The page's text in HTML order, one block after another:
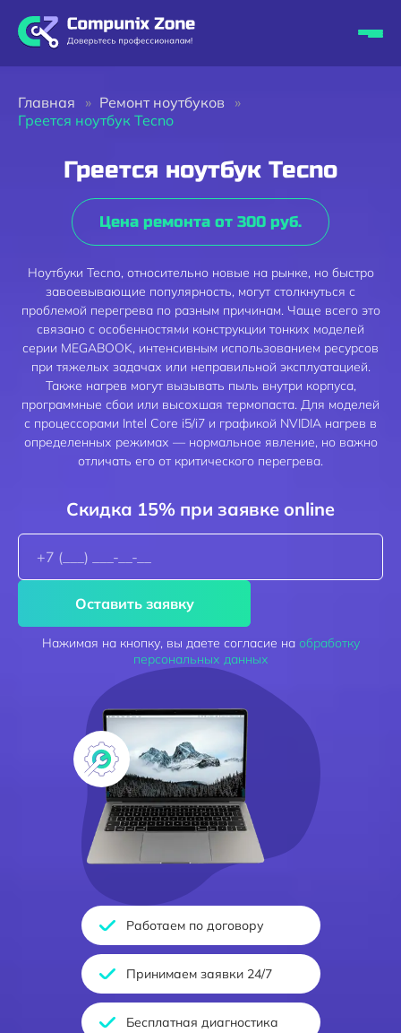
Главная
Ремонт ноутбуков
Греется ноутбук Tecno
Греется ноутбук Tecno
Цена ремонта от 300 руб.
Ноутбуки Tecno, относительно новые на рынке, но быстро
завоевывающие популярность, могут столкнуться с
проблемой перегрева по разным причинам. Чаще всего это
связано с особенностями конструкции тонких моделей
серии MEGABOOK, интенсивным использованием ресурсов
при тяжелых задачах или неправильной эксплуатацией.
Также нагрев могут вызывать пыль внутри корпуса,
программные сбои или высохшая термопаста. Для моделей
с процессорами Intel Core i5/i7 и графикой NVIDIA нагрев в
определенных режимах — нормальное явление, но важно
отличать его от критического перегрева.
Скидка 15% при заявке online
Оставить заявку
Нажимая на кнопку, вы даете согласие на обработку
персональных данных
Работаем по договору
Принимаем заявки 24/7
Бесплатная диагностика